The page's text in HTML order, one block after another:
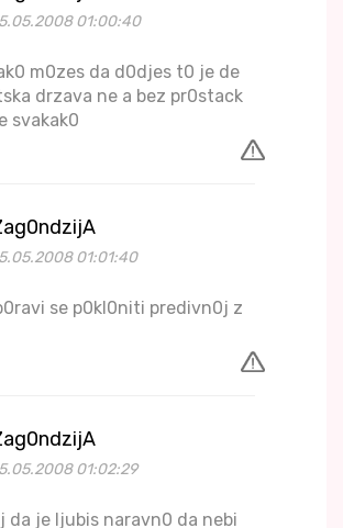
01:00:40
m0zes da d0djes t0 je de
drzava ne a bez pr0stack
svakak0
01:01:40
se p0kl0niti predivn0j z
01:02:29
da je ljubis naravn0 da nebi